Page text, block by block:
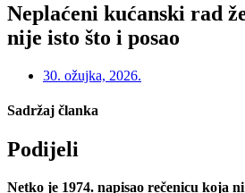
Neplaćeni kućanski rad
nije isto što i posao
30. ožujka, 2026.
Sadržaj članka
Podijeli
Netko je 1974. napisao rečenicu koja